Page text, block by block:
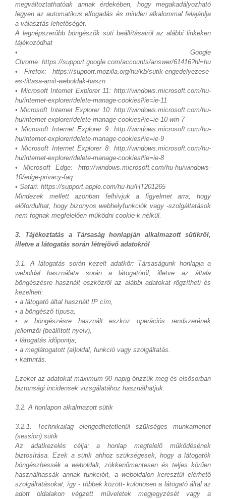
megváltoztathatóak annak érdekében, hogy megakadályozható
legyen az automatikus elfogadás és minden alkalommal felajánlja
a választás lehetőségét.
A legnépszerűbb böngészők süti beállításairól az alábbi linkeken
tájékozódhat
• Google
Chrome: https://support.google.com/accounts/answer/61416?hl=hu
• Firefox: https://support.mozilla.org/hu/kb/sutik-engedelyezese-
es-tiltasa-amit-weboldak-haszn
• Microsoft Internet Explorer 11: http://windows.microsoft.com/hu-
hu/internet-explorer/delete-manage-cookies#ie=ie-11
• Microsoft Internet Explorer 10: http://windows.microsoft.com/hu-
hu/internet-explorer/delete-manage-cookies#ie=ie-10-win-7
• Microsoft Internet Explorer 9: http://windows.microsoft.com/hu-
hu/internet-explorer/delete-manage-cookies#ie=ie-9
• Microsoft Internet Explorer 8: http://windows.microsoft.com/hu-
hu/internet-explorer/delete-manage-cookies#ie=ie-8
• Microsoft Edge: http://windows.microsoft.com/hu-hu/windows-
10/edge-privacy-faq
• Safari: https://support.apple.com/hu-hu/HT201265
Mindezek mellett azonban felhívjuk a figyelmet arra, hogy
előfordulhat, hogy bizonyos webhelyfunkciók vagy -szolgáltatások
nem fognak megfelelően működni cookie-k nélkül.
3. Tájékoztatás a Társaság honlapján alkalmazott sütikről,
illetve a látogatás során létrejövő adatokról
3.1. A látogatás során kezelt adatkör: Társaságunk honlapja a
weboldal használata során a látogatóról, illetve az általa
böngészésre használt eszközről az alábbi adatokat rögzítheti és
kezelheti:
• a látogató által használt IP cím,
• a böngésző típusa,
• a böngészésre használt eszköz operációs rendszerének
jellemzői (beállított nyelv),
• látogatás időpontja,
• a meglátogatott (al)oldal, funkció vagy szolgáltatás.
• kattintás.
Ezeket az adatokat maximum 90 napig őrizzük meg és elsősorban
biztonsági incidensek vizsgálatához használhatjuk.
3.2. A honlapon alkalmazott sütik
3.2.1. Technikailag elengedhetetlenül szükséges munkamenet
(session) sütik
Az adatkezelés célja: a honlap megfelelő működésének
biztosítása. Ezek a sütik ahhoz szükségesek, hogy a látogatók
böngészhessék a weboldalt, zökkenőmentesen és teljes körűen
használhassák annak funkcióit, a weboldalon keresztül elérhető
szolgáltatásokat, így - többek között- különösen a látogató által az
adott oldalakon végzett műveletek megjegyzését vagy a